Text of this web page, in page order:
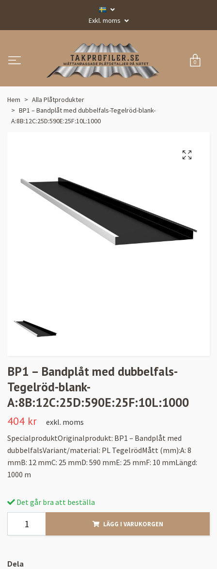
Exkl. moms
0
Hem
Alla Plåtprodukter
BP1 – Bandplåt med dubbelfals-Tegelröd-blank-
A:8B:12C:25D:590E:25F:10L:1000
BP1 – Bandplåt med dubbelfals-
Tegelröd-blank-
A:8B:12C:25D:590E:25F:10L:1000
404 kr
exkl. moms
SpecialproduktOriginalprodukt: BP1 – Bandplåt med
dubbelfalsVariant/material: PL TegelrödMått (mm):A: 8
mmB: 12 mmC: 25 mmD: 590 mmE: 25 mmF: 10 mmLängd:
1000 m
Det går bra att beställa
LÄGG I VARUKORGEN
Dela